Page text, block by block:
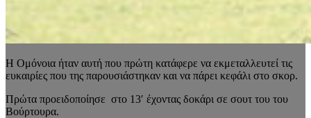
Η Ομόνοια ήταν αυτή που πρώτη κατάφερε να εκμεταλλευτεί τις
ευκαιρίες που της παρουσιάστηκαν και να πάρει κεφάλι στο σκορ.
Πρώτα προειδοποίησε στο 13′ έχοντας δοκάρι σε σουτ του του
Βούρτουρα.